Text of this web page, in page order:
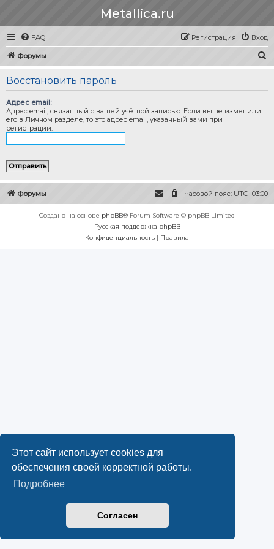
Этот сайт использует cookies для
обеспечения своей корректной работы.
Подробнее
Согласен
Metallica.ru
FAQ Вход
Регистрация
Форумы
Восстановить пароль
Адрес email:
Адрес email, связанный с вашей учётной записью. Если вы не изменили
его в Личном разделе, то это адрес email, указанный вами при
регистрации.
Форумы Часовой пояс: UTC+03:00
Создано на основе phpBB® Forum Software © phpBB Limited
Русская поддержка phpBB
Конфиденциальность | Правила